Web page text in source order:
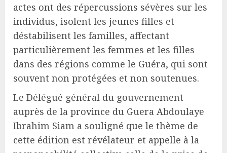
actes ont des répercussions sévères sur les
individus, isolent les jeunes filles et
déstabilisent les familles, affectant
particulièrement les femmes et les filles
dans des régions comme le Guéra, qui sont
souvent non protégées et non soutenues.
Le Délégué général du gouvernement
auprès de la province du Guera Abdoulaye
Ibrahim Siam a souligné que le thème de
cette édition est révélateur et appelle à la